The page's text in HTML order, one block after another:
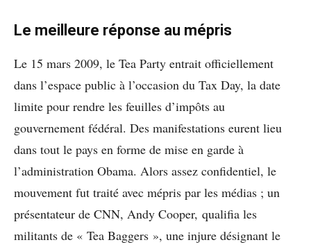
Le meilleure réponse au mépris
Le 15 mars 2009, le Tea Party entrait officiellement
dans l’espace public à l’occasion du Tax Day, la date
limite pour rendre les feuilles d’impôts au
gouvernement fédéral. Des manifestations eurent lieu
dans tout le pays en forme de mise en garde à
l’administration Obama. Alors assez confidentiel, le
mouvement fut traité avec mépris par les médias ; un
présentateur de CNN, Andy Cooper, qualifia les
militants de « Tea Baggers », une injure désignant le